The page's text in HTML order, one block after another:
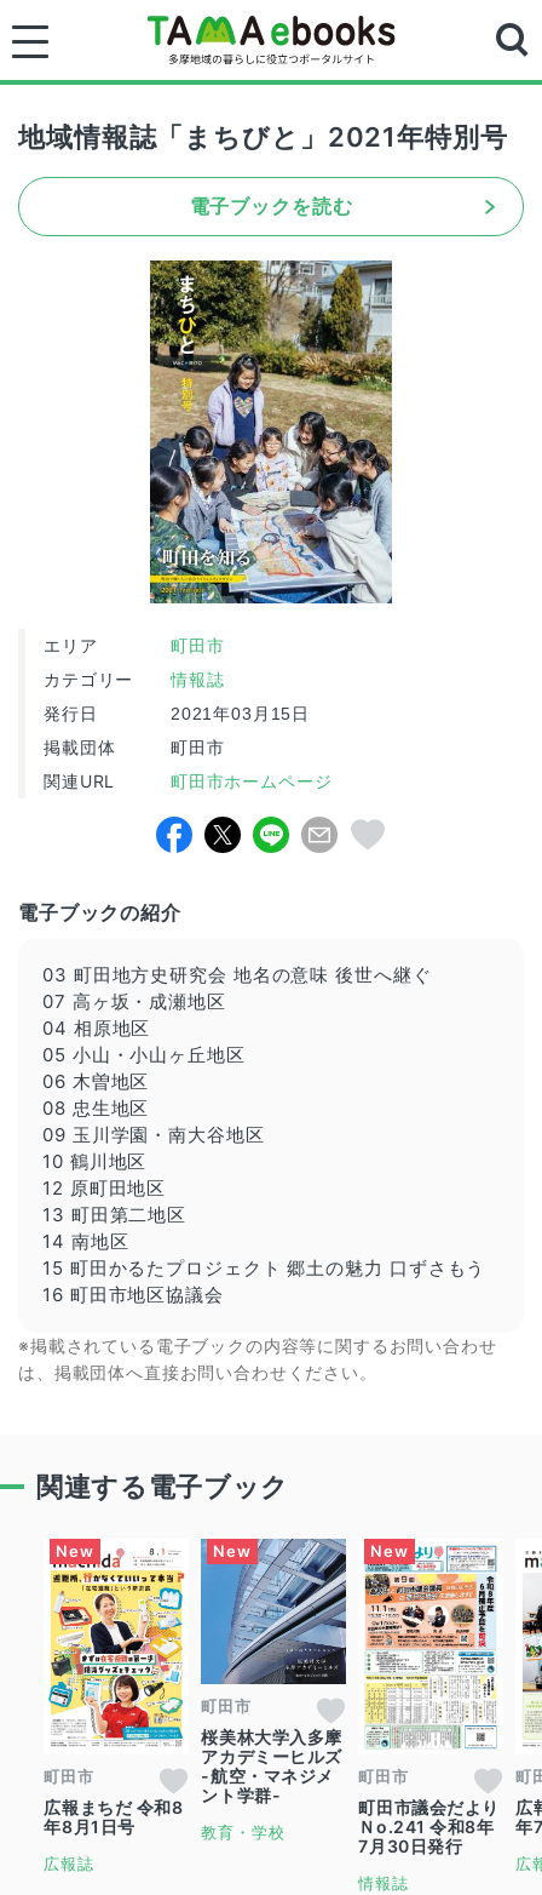
地域情報誌「まちびと」2021年特別号
電子ブックを読む
エリア 町田市
カテゴリー 情報誌
発行日 2021年03月15日
掲載団体 町田市
関連URL 町田市ホームページ
電子ブックの紹介
03 町田地方史研究会 地名の意味 後世へ継ぐ
07 高ヶ坂・成瀬地区
04 相原地区
05 小山・小山ヶ丘地区
06 木曽地区
08 忠生地区
09 玉川学園・南大谷地区
10 鶴川地区
12 原町田地区
13 町田第二地区
14 南地区
15 町田かるたプロジェクト 郷土の魅力 口ずさもう
16 町田市地区協議会
※掲載されている電子ブックの内容等に関するお問い合わせ
は、掲載団体へ直接お問い合わせください。
関連する電子ブック
町田市
広報まちだ 令和8
年8月1日号
広報誌
町田市
桜美林大学入多摩
アカデミーヒルズ
-航空・マネジメ
ント学群-
教育・学校
町田市
町田市議会だより
Ｎo.241 令和8年
7月30日発行
情報誌
町
広
年
広